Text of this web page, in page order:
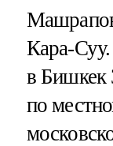
Кара-
в Бишкек
по